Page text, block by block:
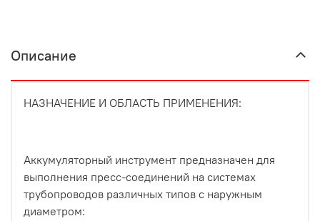
Описание
НАЗНАЧЕНИЕ И ОБЛАСТЬ ПРИМЕНЕНИЯ:
Аккумуляторный инструмент предназначен для
выполнения пресс-соединений на системах
трубопроводов различных типов с наружным
диаметром: